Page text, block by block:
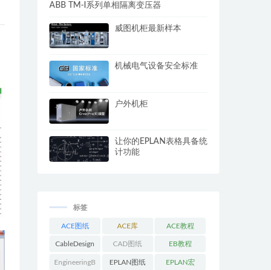
ABB TM-I系列单相隔离变压器
威图机柜最新样本
机械电气设备安全标准
户外机柜
让你的EPLAN表格具备统
计功能
标签
ACE图纸 ACE库 ACE教程
CableDesign CAD图纸 EB教程
EngineeringB EPLAN图纸 EPLAN宏